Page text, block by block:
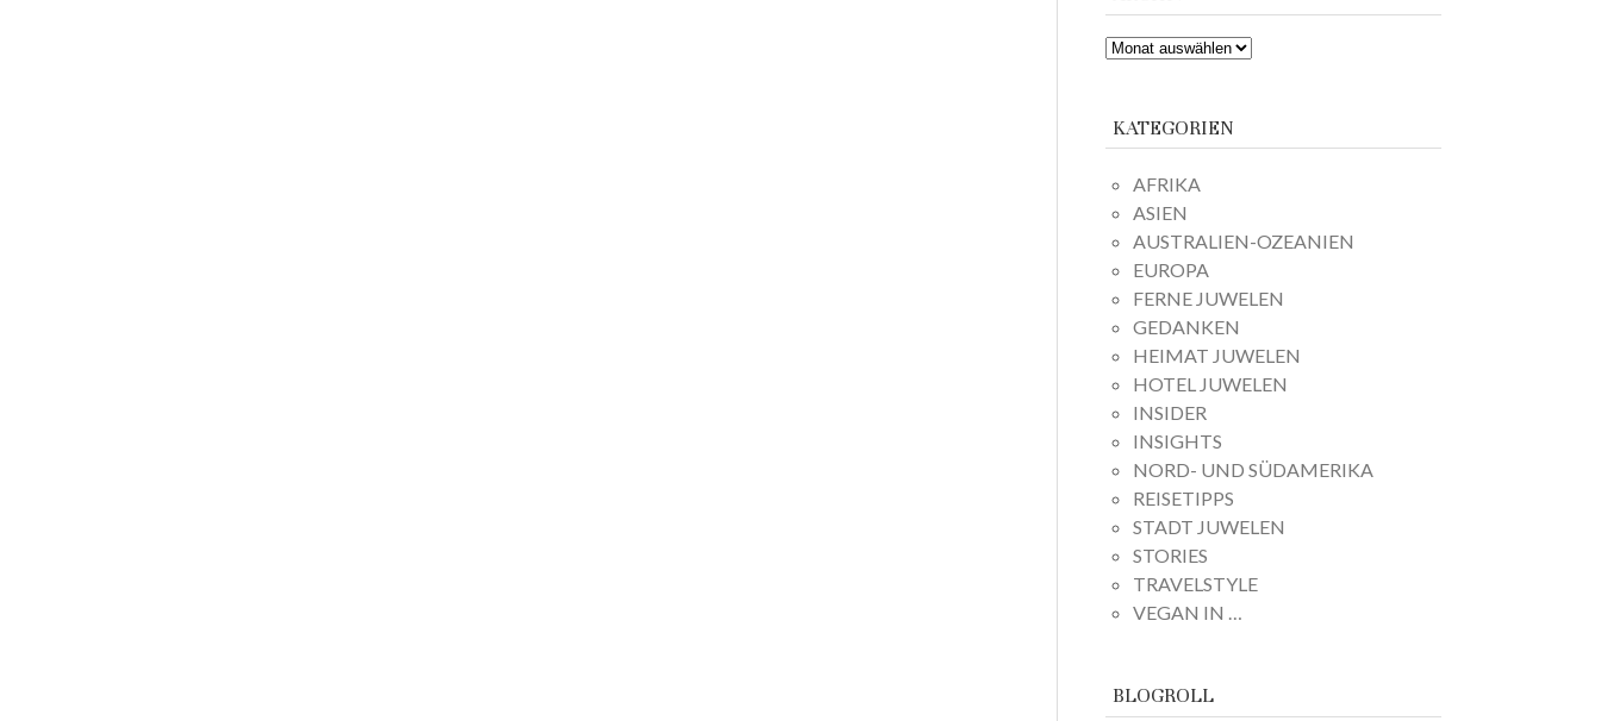
ARCHIV
KATEGORIEN
AFRIKA
ASIEN
AUSTRALIEN-OZEANIEN
EUROPA
FERNE JUWELEN
GEDANKEN
HEIMAT JUWELEN
HOTEL JUWELEN
INSIDER
INSIGHTS
NORD- UND SÜDAMERIKA
REISETIPPS
STADT JUWELEN
STORIES
TRAVELSTYLE
VEGAN IN …
BLOGROLL